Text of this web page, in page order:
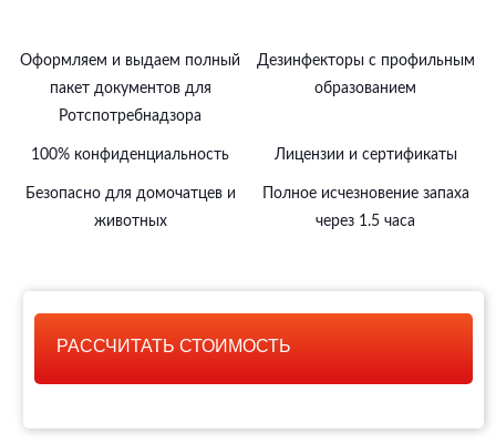
Оформляем и выдаем полный
пакет документов для
Ротспотребнадзора
Дезинфекторы с профильным
образованием
100% конфиденциальность Лицензии и сертификаты
Безопасно для домочатцев и
животных
Полное исчезновение запаха
через 1.5 часа
РАССЧИТАТЬ СТОИМОСТЬ